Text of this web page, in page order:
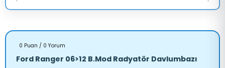
0 Puan / 0 Yorum
Ford Ranger 06>12 B.Mod Radyatör Davlumbazı